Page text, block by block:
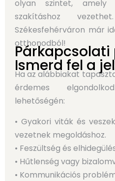
olyan szintet, amely
szakításhoz
Székesfehérváron már
otthonodból!
Ismerd fel a
Ha az alábbiakat
érdemes
lehetőségén:
• Gyakori viták és
vezetnek megoldáshoz.
• Feszültség és
• Hűtlenség vagy
• Kommunikációs